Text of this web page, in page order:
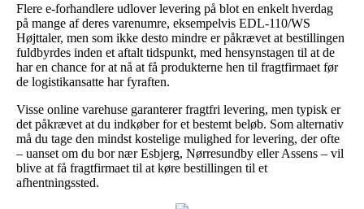
Flere e-forhandlere udlover levering på blot en enkelt hverdag
på mange af deres varenumre, eksempelvis EDL-110/WS
Højttaler, men som ikke desto mindre er påkrævet at bestillingen
fuldbyrdes inden et aftalt tidspunkt, med hensynstagen til at de
har en chance for at nå at få produkterne hen til fragtfirmaet før
de logistikansatte har fyraften.
Visse online varehuse garanterer fragtfri levering, men typisk er
det påkrævet at du indkøber for et bestemt beløb. Som alternativ
må du tage den mindst kostelige mulighed for levering, der ofte
– uanset om du bor nær Esbjerg, Nørresundby eller Assens – vil
blive at få fragtfirmaet til at køre bestillingen til et
afhentningssted.